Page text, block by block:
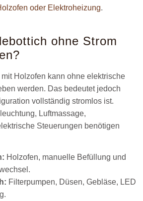
oder Elektroheizung.
ohne Strom
Holzofen kann ohne elektrische
werden. Das bedeutet jedoch
vollständig stromlos ist.
Luftmassage,
Steuerungen benötigen
Holzofen, manuelle Befüllung und
Filterpumpen, Düsen, Gebläse, LED